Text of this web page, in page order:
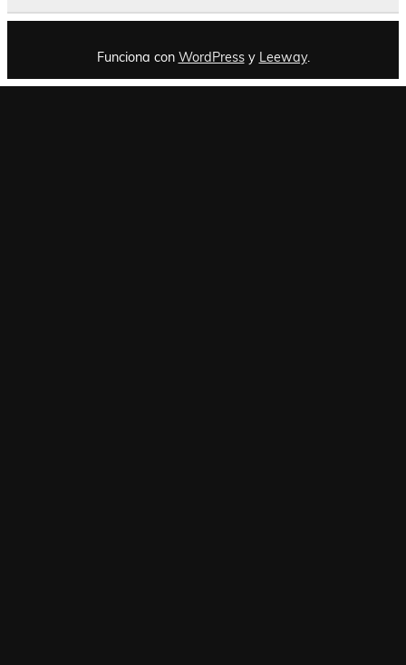
Funciona con WordPressy Leeway.